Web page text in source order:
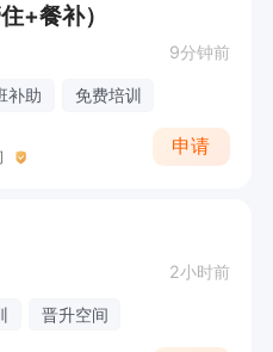
+餐补）
9分钟前
补助 免费培训
申请
2小时前
晋升空间